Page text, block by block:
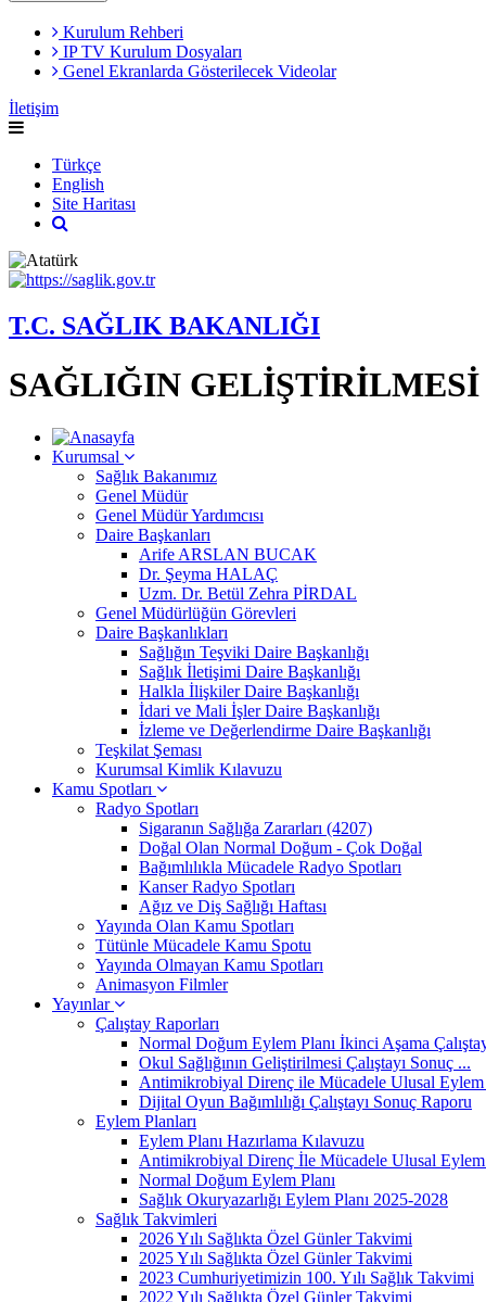
Kurulum Rehberi
IP TV Kurulum Dosyaları
Genel Ekranlarda Gösterilecek Videolar
İletişim
Türkçe
English
Site Haritası
T.C. SAĞLIK BAKANLIĞI
SAĞLIĞIN
Kurumsal
Sağlık Bakanımız
Genel Müdür
Genel Müdür Yardımcısı
Daire Başkanları
Arife ARSLAN BUCAK
Dr. Şeyma HALAÇ
Uzm. Dr. Betül Zehra PİRDAL
Genel Müdürlüğün Görevleri
Daire Başkanlıkları
Sağlığın Teşviki Daire Başkanlığı
Sağlık İletişimi Daire Başkanlığı
Halkla İlişkiler Daire Başkanlığı
İdari ve Mali İşler Daire Başkanlığı
İzleme ve Değerlendirme Daire Başkanlığı
Teşkilat Şeması
Kurumsal Kimlik Kılavuzu
Kamu Spotları
Radyo Spotları
Sigaranın Sağlığa Zararları (4207)
Doğal Olan Normal Doğum - Çok Doğal
Bağımlılıkla Mücadele Radyo Spotları
Kanser Radyo Spotları
Ağız ve Diş Sağlığı Haftası
Yayında Olan Kamu Spotları
Tütünle Mücadele Kamu Spotu
Yayında Olmayan Kamu Spotları
Animasyon Filmler
Yayınlar
Çalıştay Raporları
Normal Doğum Eylem Planı İkinci Aşama
Okul Sağlığının Geliştirilmesi Çalıştayı Sonuç ...
Antimikrobiyal Direnç ile Mücadele Ulusal Eylem
Dijital Oyun Bağımlılığı Çalıştayı Sonuç Raporu
Eylem Planları
Eylem Planı Hazırlama Kılavuzu
Antimikrobiyal Direnç İle Mücadele Ulusal
Normal Doğum Eylem Planı
Sağlık Okuryazarlığı Eylem Planı 2025-2028
Sağlık Takvimleri
2026 Yılı Sağlıkta Özel Günler Takvimi
2025 Yılı Sağlıkta Özel Günler Takvimi
2023 Cumhuriyetimizin 100. Yılı Sağlık Takvimi
2022 Yılı Sağlıkta Özel Günler Takvimi